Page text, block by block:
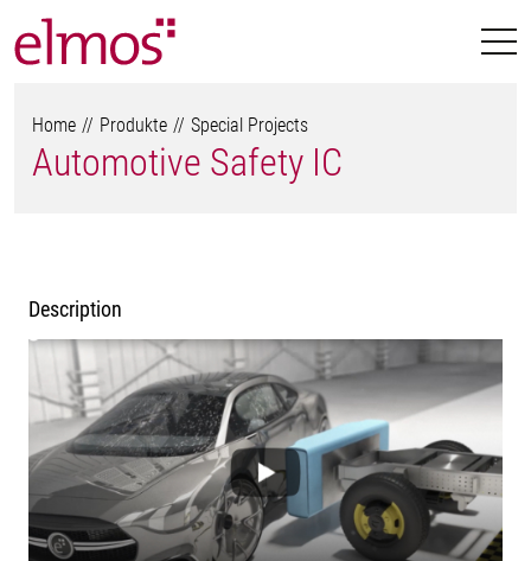
Home Produkte Special Projects
Automotive Safety IC
Description